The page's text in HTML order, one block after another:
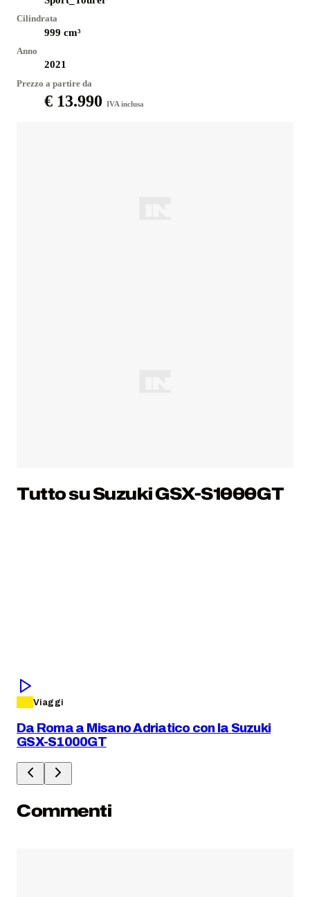
Cilindrata
999 cm³
Anno
2021
Prezzo a partire da
€ 13.990 IVA inclusa
Tutto su Suzuki GSX-S1000GT
Viaggi
Da Roma a Misano Adriatico con la Suzuki
GSX-S1000GT
Commenti